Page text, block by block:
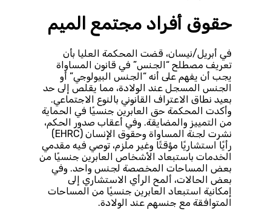
حقوق أفراد مجتمع الميم
في أبريل/نيسان، قضت المحكمة العليا بأن
تعريف مصطلح “الجنس” في قانون المساواة
يجب أن يفهم على أنه “الجنس البيولوجي” أو
الجنس المسجل عند الولادة، مما يقلص إلى حد
بعيد نطاق الاعتراف القانوني بالنوع الاجتماعي.
وأكدت المحكمة حق العابرين جنسيًا في الحماية
من التمييز والمضايقة. وفي أعقاب صدور الحكم،
نشرت لجنة المساواة وحقوق الإنسان (EHRC)
رأيًا استشاريًا مؤقتًا وغير ملزم، توصي فيه مقدمي
الخدمات باستبعاد الأشخاص العابرين جنسيًا من
بعض المساحات المخصصة لجنس واحد. وفي
بعض الحالات، ألمح الرأي الاستشاري إلى
إمكانية استبعاد العابرين جنسيًا من المساحات
المتوافقة مع جنسهم عند الولادة.